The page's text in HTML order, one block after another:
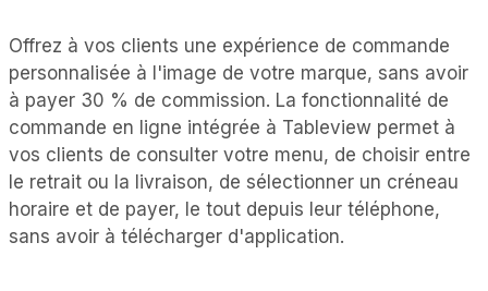
Offrez à vos clients une expérience de commande
personnalisée à l'image de votre marque, sans avoir
à payer 30 % de commission. La fonctionnalité de
commande en ligne intégrée à Tableview permet à
vos clients de consulter votre menu, de choisir entre
le retrait ou la livraison, de sélectionner un créneau
horaire et de payer, le tout depuis leur téléphone,
sans avoir à télécharger d'application.